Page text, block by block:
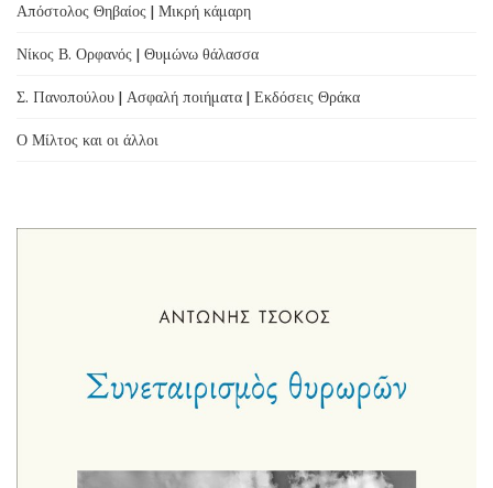
Απόστολος Θηβαίος | Μικρή κάμαρη
Νίκος Β. Ορφανός | Θυμώνω θάλασσα
Σ. Πανοπούλου | Ασφαλή ποιήματα | Εκδόσεις Θράκα
Ο Μίλτος και οι άλλοι